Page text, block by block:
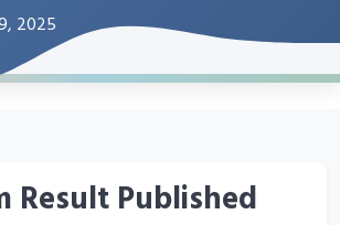
2025
Result Published